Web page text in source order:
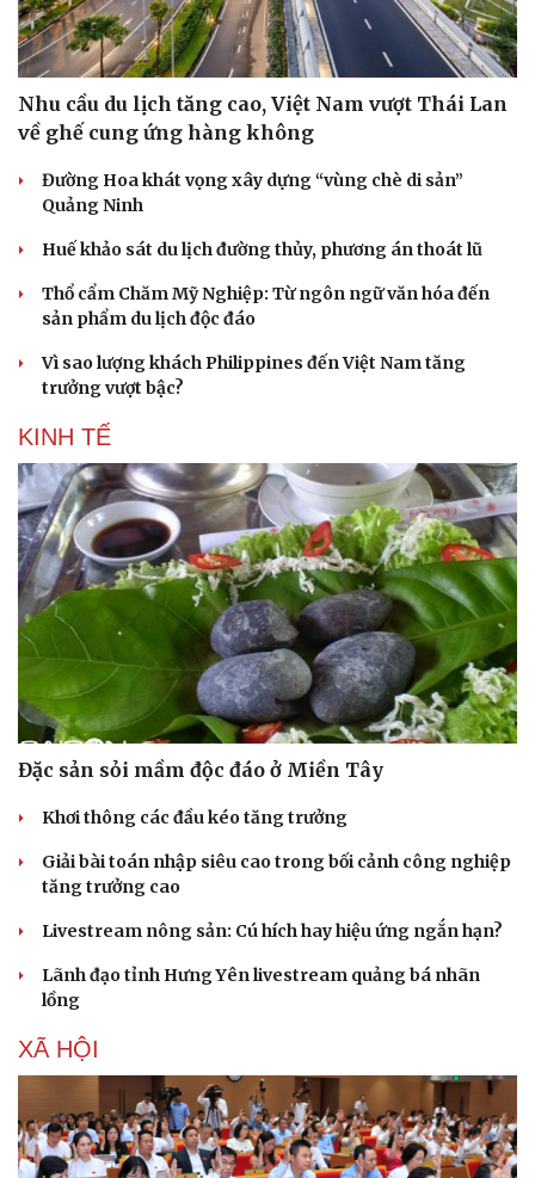
Nhu cầu du lịch tăng cao, Việt Nam vượt Thái Lan
về ghế cung ứng hàng không
Đường Hoa khát vọng xây dựng “vùng chè di sản”
Quảng Ninh
Huế khảo sát du lịch đường thủy, phương án thoát lũ
Thổ cẩm Chăm Mỹ Nghiệp: Từ ngôn ngữ văn hóa đến
sản phẩm du lịch độc đáo
Vì sao lượng khách Philippines đến Việt Nam tăng
trưởng vượt bậc?
KINH TẾ
Đặc sản sỏi mầm độc đáo ở Miền Tây
Khơi thông các đầu kéo tăng trưởng
Giải bài toán nhập siêu cao trong bối cảnh công nghiệp
tăng trưởng cao
Livestream nông sản: Cú hích hay hiệu ứng ngắn hạn?
Lãnh đạo tỉnh Hưng Yên livestream quảng bá nhãn
lồng
XÃ HỘI